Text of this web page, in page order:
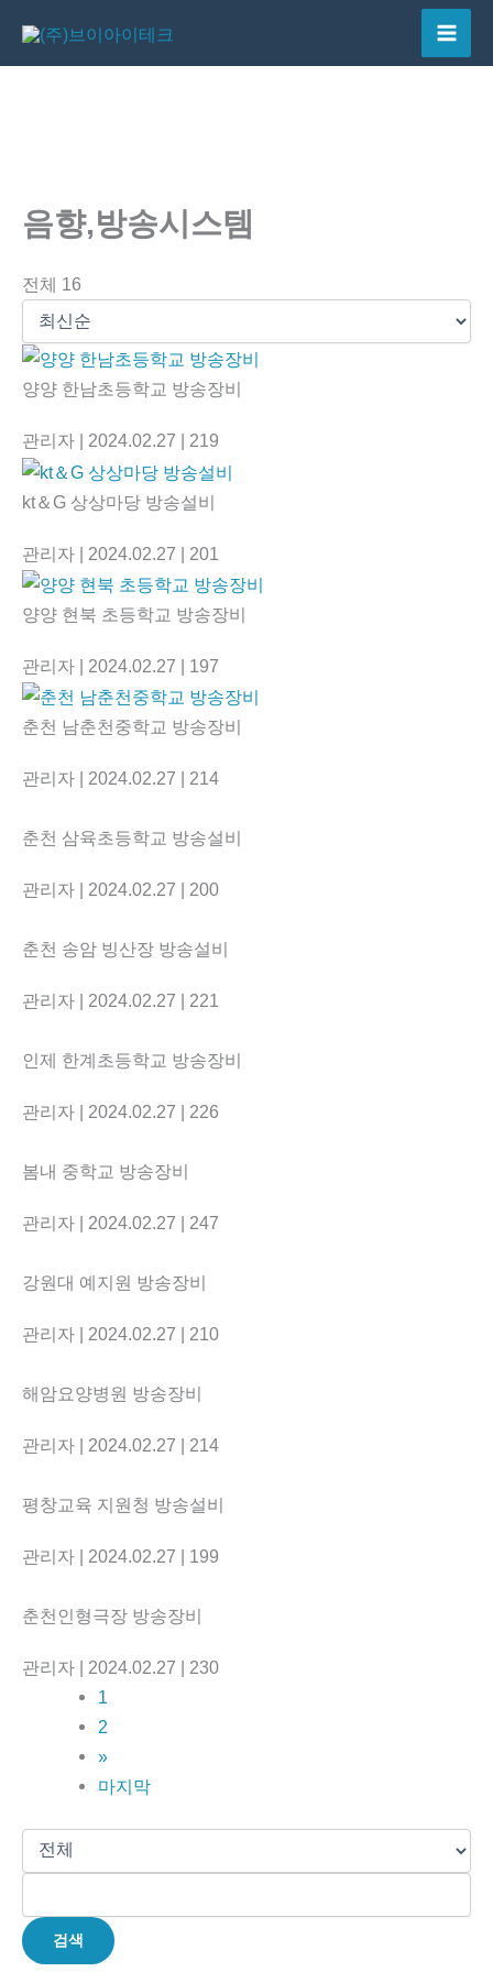
츠
음향,방송시스템
전체 16
양양 한남초등학교 방송장비
관리자 | 2024.02.27 | 219
kt＆G 상상마당 방송설비
관리자 | 2024.02.27 | 201
양양 현북 초등학교 방송장비
관리자 | 2024.02.27 | 197
춘천 남춘천중학교 방송장비
관리자 | 2024.02.27 | 214
춘천 삼육초등학교 방송설비
관리자 | 2024.02.27 | 200
춘천 송암 빙산장 방송설비
관리자 | 2024.02.27 | 221
인제 한계초등학교 방송장비
관리자 | 2024.02.27 | 226
봄내 중학교 방송장비
관리자 | 2024.02.27 | 247
강원대 예지원 방송장비
관리자 | 2024.02.27 | 210
해암요양병원 방송장비
관리자 | 2024.02.27 | 214
평창교육 지원청 방송설비
관리자 | 2024.02.27 | 199
춘천인형극장 방송장비
관리자 | 2024.02.27 | 230
1
2
»
마지막
검색